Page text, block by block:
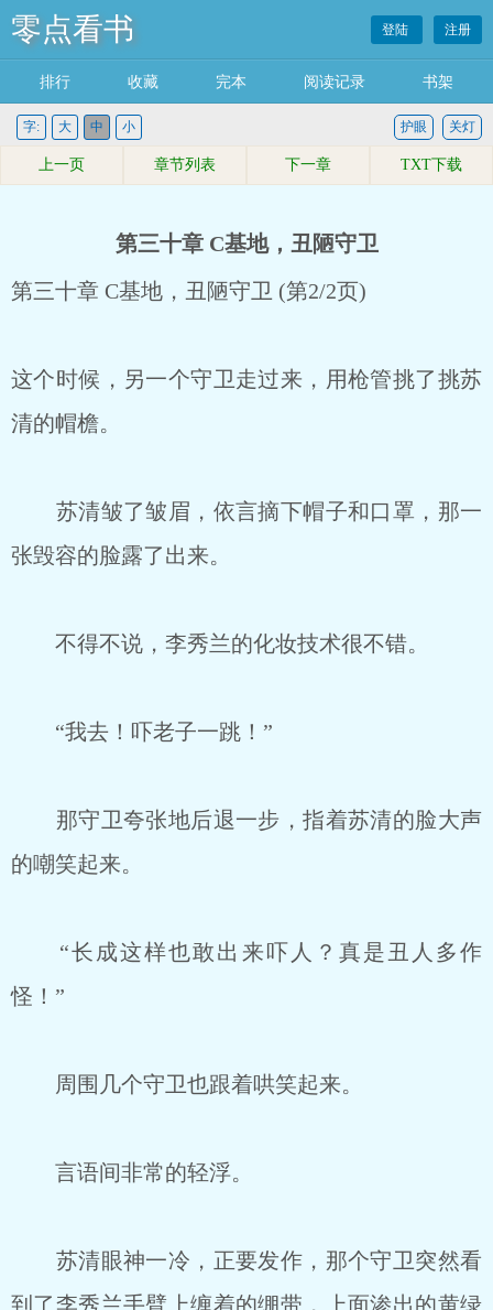
零点看书 登陆 注册
排行 收藏 完本 阅读记录 书架
字: 大 中 小 关灯
护眼
上一页 章节列表 下一章 TXT下载
第三十章 C基地，丑陋守卫
第三十章 C基地，丑陋守卫 (第2/2页)
这个时候，另一个守卫走过来，用枪管挑了挑苏
清的帽檐。
苏清皱了皱眉，依言摘下帽子和口罩，那一
张毁容的脸露了出来。
不得不说，李秀兰的化妆技术很不错。
“我去！吓老子一跳！”
那守卫夸张地后退一步，指着苏清的脸大声
的嘲笑起来。
“长成这样也敢出来吓人？真是丑人多作
怪！”
周围几个守卫也跟着哄笑起来。
言语间非常的轻浮。
苏清眼神一冷，正要发作，那个守卫突然看
到了李秀兰手臂上缠着的绷带，上面渗出的黄绿